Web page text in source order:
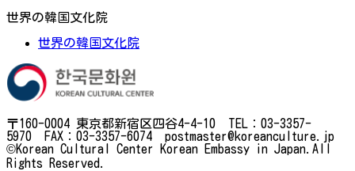
世界の韓国文化院
世界の韓国文化院
〒160-0004 東京都新宿区四谷4-4-10 TEL：03-3357-
5970 FAX：03-3357-6074 postmaster@koreanculture.jp
©Korean Cultural Center Korean Embassy in Japan.All
Rights Reserved.